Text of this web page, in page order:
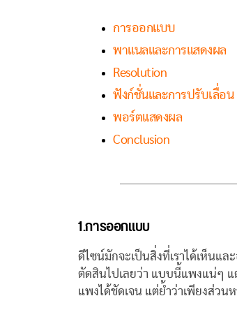
การออกแบบ
พาแนลและการแสดงผล
Resolution
ฟังก์ชั่นและการปรับเลื่อน
พอร์ตแสดงผล
Conclusion
1.การออกแบบ
ดีไซน์มักจะเป็นสิ่งที่เราได้เห็นแ
ตัดสินไปเลยว่า แบบนี้แพงแน่ๆ
แพงได้ชัดเจน แต่ย้ำว่าเพียงส่วน